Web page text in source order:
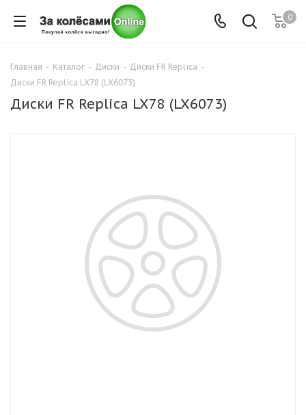
0
Главная - Каталог - Диски - Диски FR Replica -
Диски FR Replica LX78 (LX6073)
Диски FR Replica LX78 (LX6073)